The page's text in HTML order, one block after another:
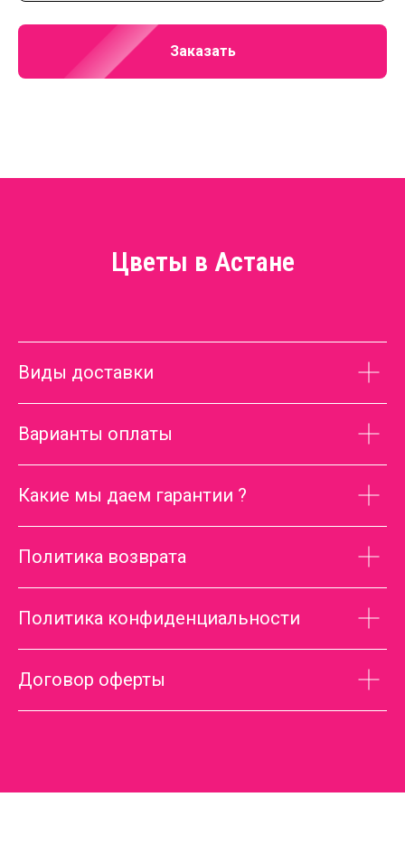
Заказать
Цветы в Астане
Виды доставки
Варианты оплаты
Какие мы даем гарантии ?
Политика возврата
Политика конфиденциальности
Договор оферты